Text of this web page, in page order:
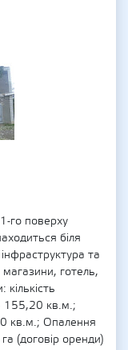
го поверху
біля
та
готель,
155,20 кв.м.;
кв.м.; Опалення
(договір оренди)